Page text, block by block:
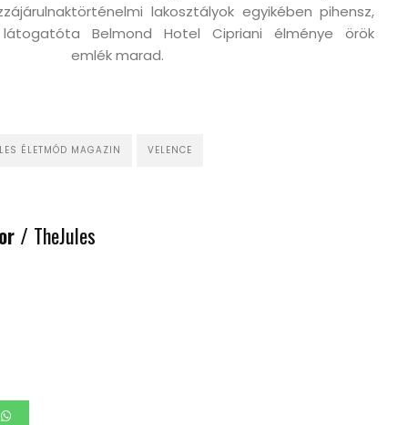
látogatót
történelmi lakosztályok egyikében pihensz,
a Belmond Hotel Cipriani élménye örök
emlék marad.
ÉLETMÓD MAGAZIN VELENCE
/ TheJules